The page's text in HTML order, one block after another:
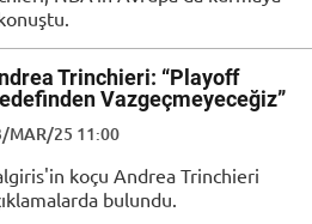
Trinchieri: “Playoff
Vazgeçmeyeceğiz”
MAR/25 11:00
koçu Andrea Trinchieri
bulundu.